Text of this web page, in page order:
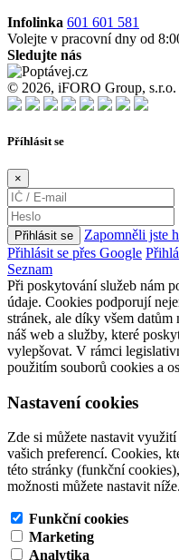
Infolinka 601 601 581
Volejte v pracovní dny od
Sledujte nás
© 2026, iFORO Group, s.r.o.
Příhlásit se
×
Přihlásit se
Zapomněli jste
Přihlásit se přes Google
Seznam
Při poskytování služeb nám
údaje. Cookies podporují
stránek, ale díky všem datům
náš web a služby, které
vylepšovat. V rámci
použitím souborů cookies a
Nastavení cookies
Zde si můžete nastavit
vašich preferencí. Cookies,
této stránky (funkční
možnosti můžete nastavit níže.
Funkční cookies
Marketing
Analytika